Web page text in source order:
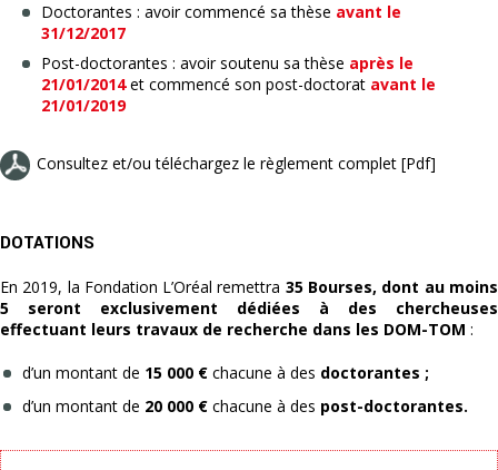
Doctorantes : avoir commencé sa thèse avant le
31/12/2017
Post-doctorantes : avoir soutenu sa thèse après le
21/01/2014et commencé son post-doctorat avant le
21/01/2019
Consultez et/ou téléchargez le règlement complet [Pdf]
DOTATIONS
En 2019, la Fondation L’Oréal remettra 35 Bourses, dont au moins
5 seront exclusivement dédiées à des chercheuses
effectuant leurs travaux de recherche dans les DOM-TOM :
d’un montant de 15 000 € chacune à des doctorantes ;
d’un montant de 20 000 € chacune à des post-doctorantes.